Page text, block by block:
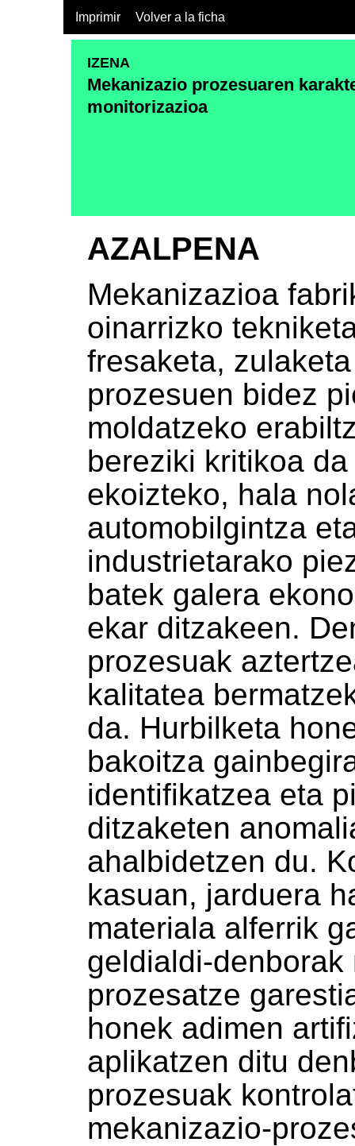
Imprimir Volver a la ficha
IZENA
Mekanizazio prozesuaren
monitorizazioa
AZALPENA
Mekanizazioa
oinarrizko
fresaketa,
prozesuen bidez
moldatzeko
bereziki kritikoa
ekoizteko, hala
automobilgintza
industrietarako
batek galera
ekar ditzakeen.
prozesuak
kalitatea
da. Hurbilketa
bakoitza
identifikatzea eta
ditzaketen
ahalbidetzen du.
kasuan, jarduera
materiala alferrik
geldialdi-
prozesatze
honek adimen
aplikatzen ditu
prozesuak
mekanizazio-